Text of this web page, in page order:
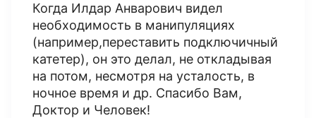
Когда Илдар Анварович видел
необходимость в манипуляциях
(например,переставить подключичный
катетер), он это делал, не откладывая
на потом, несмотря на усталость, в
ночное время и др. Спасибо Вам,
Доктор и Человек!